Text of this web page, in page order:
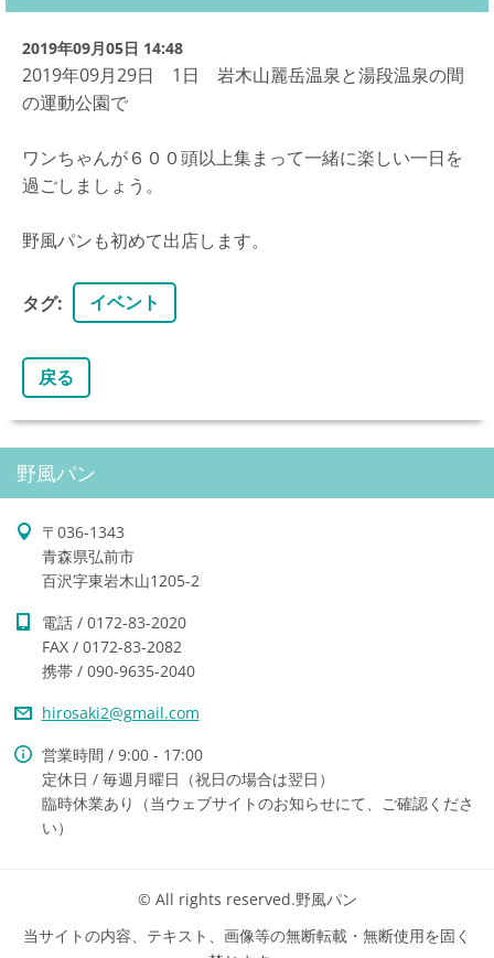
2019年09月05日 14:48
2019年09月29日 1日 岩木山麗岳温泉と湯段温泉の間
の運動公園で
ワンちゃんが６００頭以上集まって一緒に楽しい一日を
過ごしましょう。
野風パンも初めて出店します。
タグ: イベント
戻る
野風パン
〒036-1343
青森県弘前市
百沢字東岩木山1205-2
電話 / 0172-83-2020
FAX / 0172-83-2082
携帯 / 090-9635-2040
hirosaki2@gmail.com
営業時間 / 9:00 - 17:00
定休日 / 毎週月曜日（祝日の場合は翌日）
臨時休業あり（当ウェブサイトのお知らせにて、ご確認くださ
い）
© All rights reserved.野風パン
当サイトの内容、テキスト、画像等の無断転載・無断使用を固く